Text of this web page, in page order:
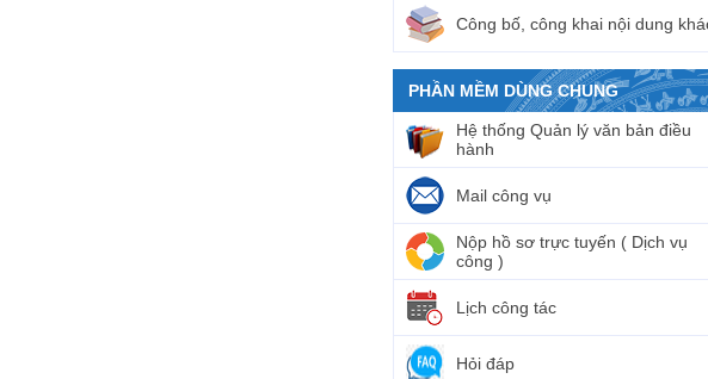
Công bố, công khai nội dung
PHẦN MỀM DÙNG CHUNG
Hệ thống Quản lý văn bản điều
hành
Mail công vụ
Nộp hồ sơ trực tuyến ( Dịch vụ
công )
Lịch công tác
Hỏi đáp